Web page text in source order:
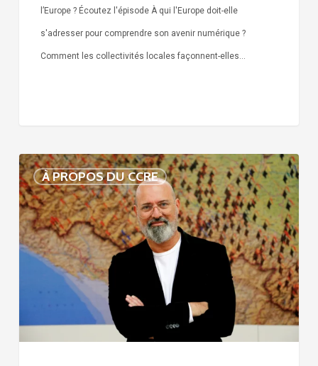
l’Europe ? Écoutez l'épisode À qui l'Europe doit-elle
s'adresser pour comprendre son avenir numérique ?
Comment les collectivités locales façonnent-elles…
À PROPOS DU CCRE
Voix
de
nos
75
ans
d’histoire
Stefano
Bonaccini